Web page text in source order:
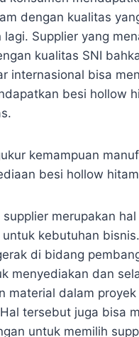
dengan kualitas
lagi. Supplier yang
kualitas SNI
internasional bisa
besi hollow
kemampuan
besi hollow hitam
supplier merupakan
kebutuhan
di bidang
menyediakan dan
material dalam proyek
tersebut juga bisa
untuk memilih